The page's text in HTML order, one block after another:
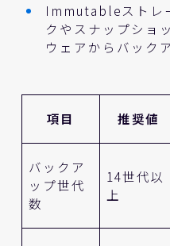
Immutableストレ
クやスナップショ
ウェアからバック
項目 推奨値
バックア
ップ世代
数
14世代以
上